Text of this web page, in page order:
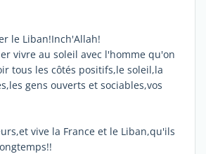
le Liban!Inch'Allah!
vivre au soleil avec l'homme qu'on
tous les côtés positifs,le soleil,la
gens ouverts et sociables,vos
vive la France et le Liban,qu'ils